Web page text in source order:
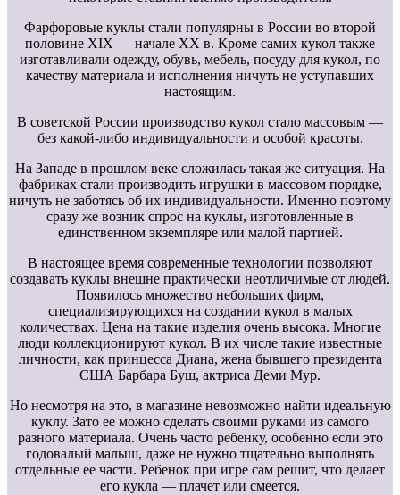
Фарфоровые куклы стали популярны в России во второй
половине XIX — начале XX в. Кроме самих кукол также
изготавливали одежду, обувь, мебель, посуду для кукол, по
качеству материала и исполнения ничуть не уступавших
настоящим.
В советской России производство кукол стало массовым —
без какой-либо индивидуальности и особой красоты.
На Западе в прошлом веке сложилась такая же ситуация. На
фабриках стали производить игрушки в массовом порядке,
ничуть не заботясь об их индивидуальности. Именно поэтому
сразу же возник спрос на куклы, изготовленные в
единственном экземпляре или малой партией.
В настоящее время современные технологии позволяют
создавать куклы внешне практически неотличимые от людей.
Появилось множество небольших фирм,
специализирующихся на создании кукол в малых
количествах. Цена на такие изделия очень высока. Многие
люди коллекционируют кукол. В их числе такие известные
личности, как принцесса Диана, жена бывшего президента
США Барбара Буш, актриса Деми Мур.
Но несмотря на это, в магазине невозможно найти идеальную
куклу. Зато ее можно сделать своими руками из самого
разного материала. Очень часто ребенку, особенно если это
годовалый малыш, даже не нужно тщательно выполнять
отдельные ее части. Ребенок при игре сам решит, что делает
его кукла — плачет или смеется.